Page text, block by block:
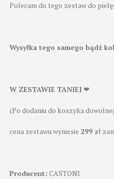
Polecam do tego zestaw do
Wysyłka tego samego bądź
W ZESTAWIE TANIEJ ❤
(Po dodaniu do koszyka
cena zestawu wyniesie 299 zł
Producent: CASTONI